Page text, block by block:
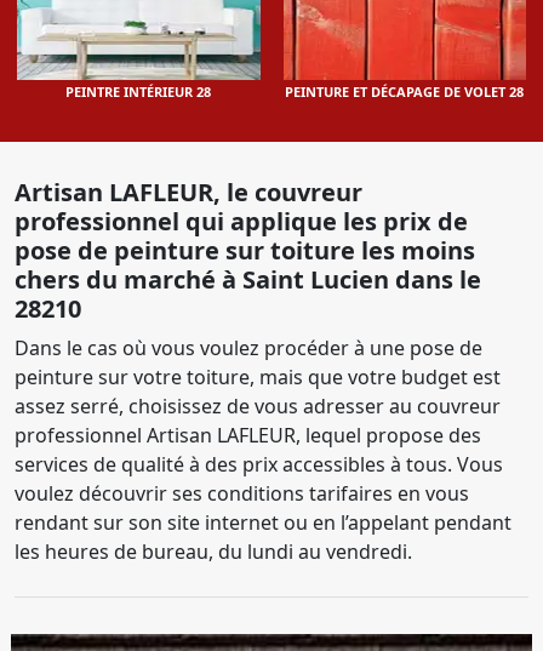
PEINTRE INTÉRIEUR 28 PEINTURE ET DÉCAPAGE DE VOLET 28
Artisan LAFLEUR, le couvreur
professionnel qui applique les prix de
pose de peinture sur toiture les moins
chers du marché à Saint Lucien dans le
28210
Dans le cas où vous voulez procéder à une pose de
peinture sur votre toiture, mais que votre budget est
assez serré, choisissez de vous adresser au couvreur
professionnel Artisan LAFLEUR, lequel propose des
services de qualité à des prix accessibles à tous. Vous
voulez découvrir ses conditions tarifaires en vous
rendant sur son site internet ou en l’appelant pendant
les heures de bureau, du lundi au vendredi.